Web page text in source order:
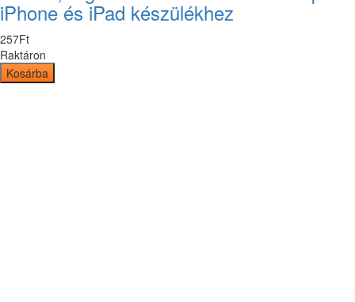
iPhone és iPad készülékhez
257Ft
Raktáron
Kosárba